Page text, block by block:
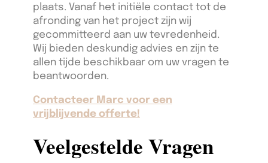
plaats. Vanaf het initiële contact tot de
afronding van het project zijn wij
gecommitteerd aan uw tevredenheid.
Wij bieden deskundig advies en zijn te
allen tijde beschikbaar om uw vragen te
beantwoorden.
Contacteer Marc voor een
vrijblijvende offerte!
Veelgestelde Vragen